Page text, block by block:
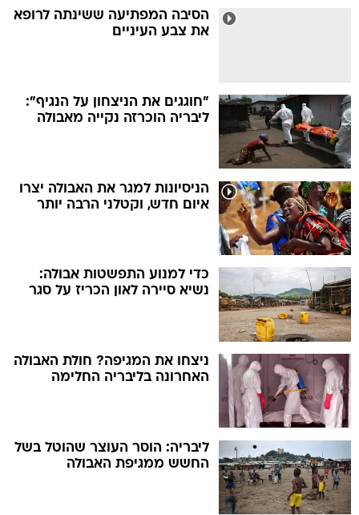
הסיבה המפתיעה ששינתה לרופא
את צבע העיניים
"חוגגים את הניצחון על הנגיף":
ליבריה הוכרזה נקייה מאבולה
הניסיונות למגר את האבולה יצרו
איום חדש, וקטלני הרבה יותר
כדי למנוע התפשטות אבולה:
נשיא סיירה לאון הכריז על סגר
ניצחו את המגיפה? חולת האבולה
האחרונה בליבריה החלימה
ליבריה: הוסר העוצר שהוטל בשל
החשש ממגיפת האבולה